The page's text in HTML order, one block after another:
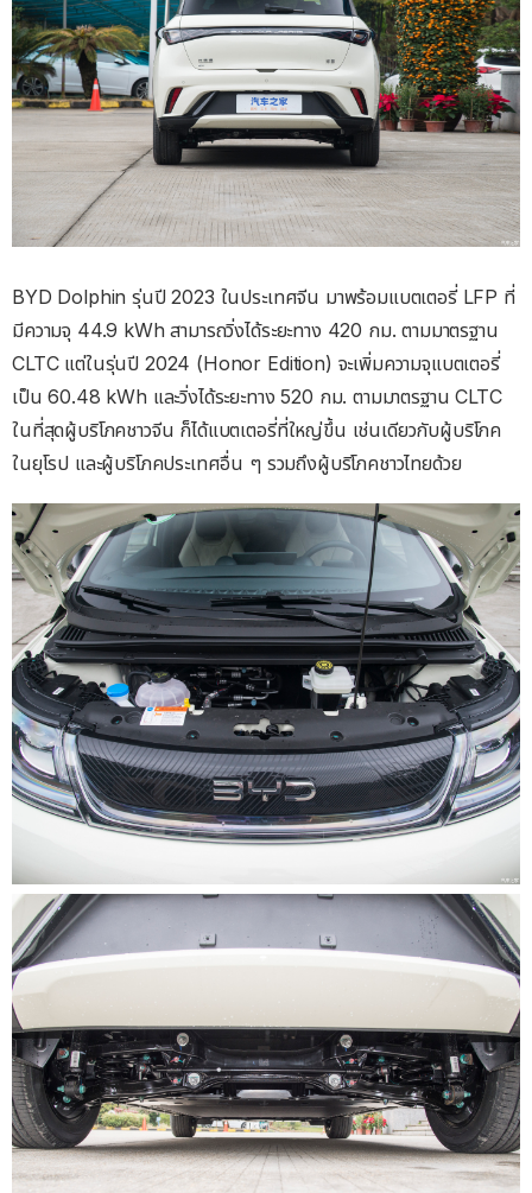
BYD Dolphin รุ่นปี 2023 ในประเทศจีน มาพร้อมแบตเตอรี่ LFP ที่
มีความจุ 44.9 kWh สามารถวิ่งได้ระยะทาง 420 กม. ตามมาตรฐาน
CLTC แต่ในรุ่นปี 2024 (Honor Edition) จะเพิ่มความจุแบตเตอรี่
เป็น 60.48 kWh และวิ่งได้ระยะทาง 520 กม. ตามมาตรฐาน CLTC
ในที่สุดผู้บริโภคชาวจีน ก็ได้แบตเตอรี่ที่ใหญ่ขึ้น เช่นเดียวกับผู้บริโภค
ในยุโรป และผู้บริโภคประเทศอื่น ๆ รวมถึงผู้บริโภคชาวไทยด้วย